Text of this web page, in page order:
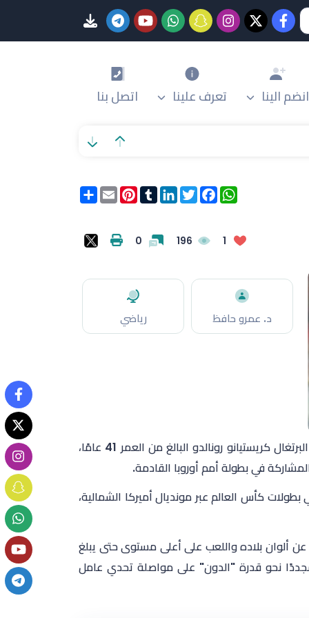
انضم الينا تعرف علينا اتصل بنا
انشرEmail
PinterestTumblrLinkedInTwitter
Facebook
WhatsApp
1
196
0
د. عمرو حافظ رياضي
رغم خروج المنتخب البرتغال ي من نهائيات كأس العالم 2026 ألمح اسطورة البرتغال كريستيانو رونالدو البالغ من العمر 41 عامًا،
في بطولة أمم أوروبا القادمة.
كأس العالم عبر مونديال أميركا الشمالية،
عن ألوان بلاده واللعب على أعلى مستوى حتى يبلغ
بطولة "يورو 2028"، لتتوجه الأنظار مجددًا نحو قدرة "الدون" على مواصلة تحدي عامل